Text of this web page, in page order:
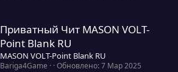
з
з
в
ё
з
Приватный Чит MASON VOLT-
Point Blank RU
MASON VOLT-Point Blank RU
Bariga4Game
0Обновлено:7 Мар 2025